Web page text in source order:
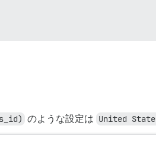
のような設定は United